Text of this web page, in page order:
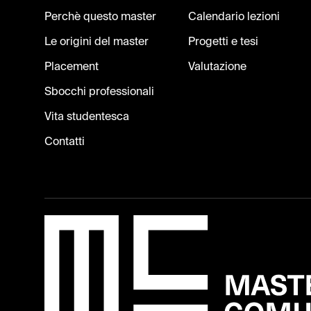
Perchè questo master
Le origini del master
Placement
Sbocchi professionali
Vita studentesca
Contatti
Calendario lezioni
Progetti e tesi
Valutazione